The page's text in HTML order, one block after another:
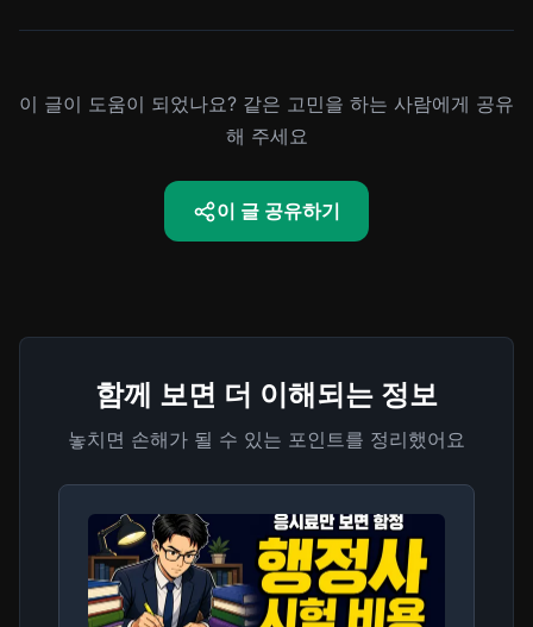
이 글이 도움이 되었나요? 같은 고민을 하는 사람에게 공유
해 주세요
이 글 공유하기
함께 보면 더 이해되는 정보
놓치면 손해가 될 수 있는 포인트를 정리했어요